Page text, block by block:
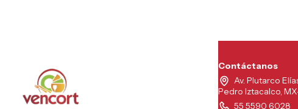
Contáctanos
Av. Plutarco
Pedro Iztacalco,
55 5590 6028